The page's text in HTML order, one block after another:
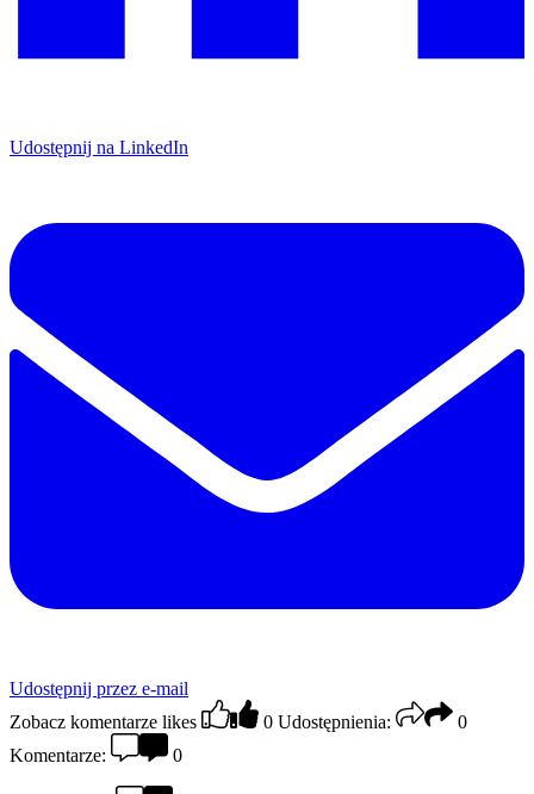
Udostępnij na LinkedIn
Udostępnij przez e-mail
Zobacz komentarze likes 0 Udostępnienia:
0
Komentarze:
0